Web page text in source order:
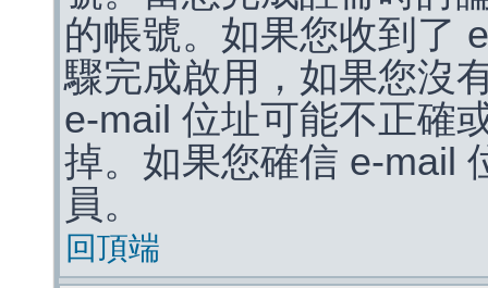
的帳號。如果您收到了
驟完成啟用，如果您沒
e-mail 位址可能不正確
掉。如果您確信 e-mail
員。
回頂端